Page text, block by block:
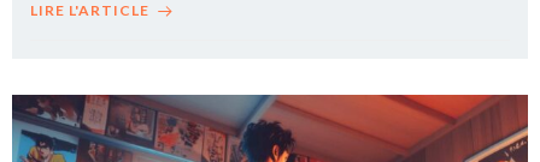
LIRE L'ARTICLE